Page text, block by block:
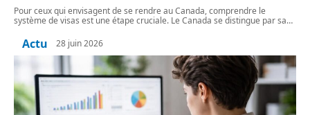
Pour ceux qui envisagent de se rendre au Canada, comprendre le
système de visas est une étape cruciale. Le Canada se distingue par sa…
Actu 28 juin 2026